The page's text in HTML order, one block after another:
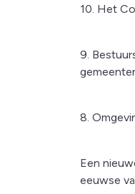
10. Het
9.
8.
Een
eeuwse